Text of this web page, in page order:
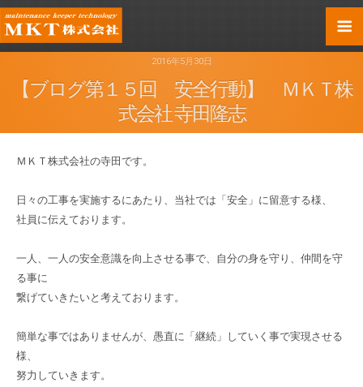
2016年5月30日
【ブログ第１５回 安全行動】 ＭＫＴ株
式会社 寺田隆志
ＭＫＴ株式会社の寺田です。
日々の工事を実施するにあたり、当社では「安全」に留意する様、
社員に伝えております。
一人、一人の安全意識を向上させる事で、自分の身を守り、仲間を守
る事に
繋げていきたいと考えております。
簡単な事ではありませんが、愚直に「継続」していく事で実現させる
様、
努力していきます。